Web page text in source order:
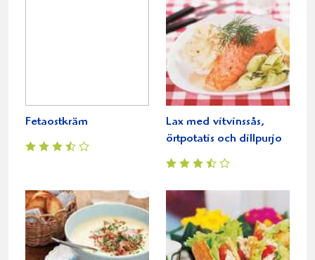
Fetaostkräm
Lax med vitvinssås,
örtpotatis och dillpurjo